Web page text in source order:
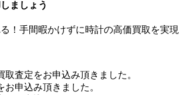
ましょう
！手間暇かけずに時計の高価買取を実現
査定をお申込み頂きました。
申込み頂きました。